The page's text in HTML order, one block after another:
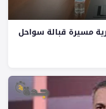
مسيرة قبالة سواحل